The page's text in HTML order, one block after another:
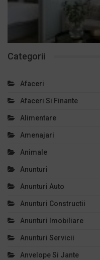
Categorii
Afaceri
Afaceri Si Finante
Alimentare
Amenajari
Animale
Anunturi
Anunturi Auto
Anunturi Constructii
Anunturi Imobiliare
Anunturi Servicii
Anvelope Si Jante